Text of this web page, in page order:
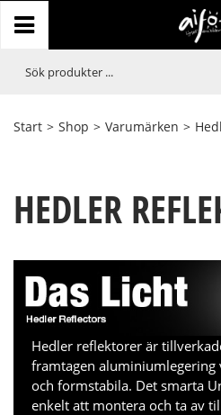
Start > Shop > Varumärken >
HEDLER
Hedler reflektorer är
framtagen
och formstabila. Det smarta
enkelt att montera och ta av